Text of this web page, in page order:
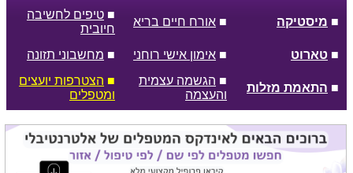
■ מיסטיקה ■ אורח חיים בריא
■ טיפים לחשיבה
חיובית
■ טארוט ■ אימון אישי רוחני ■ מחשבוני תזונה
■ התאמת מזלות
■ הגשמה עצמית
והעצמה
■ הצטרפות יועצים
ומטפלים